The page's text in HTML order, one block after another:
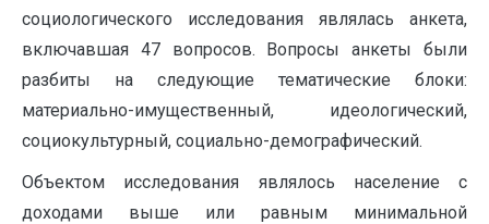
социологического исследования являлась анкета,
включавшая 47 вопросов. Вопросы анкеты были
разбиты на следующие тематические блоки:
материально-имущественный, идеологический,
социокультурный, социально-демографический.
Объектом исследования являлось население с
доходами выше или равным минимальной